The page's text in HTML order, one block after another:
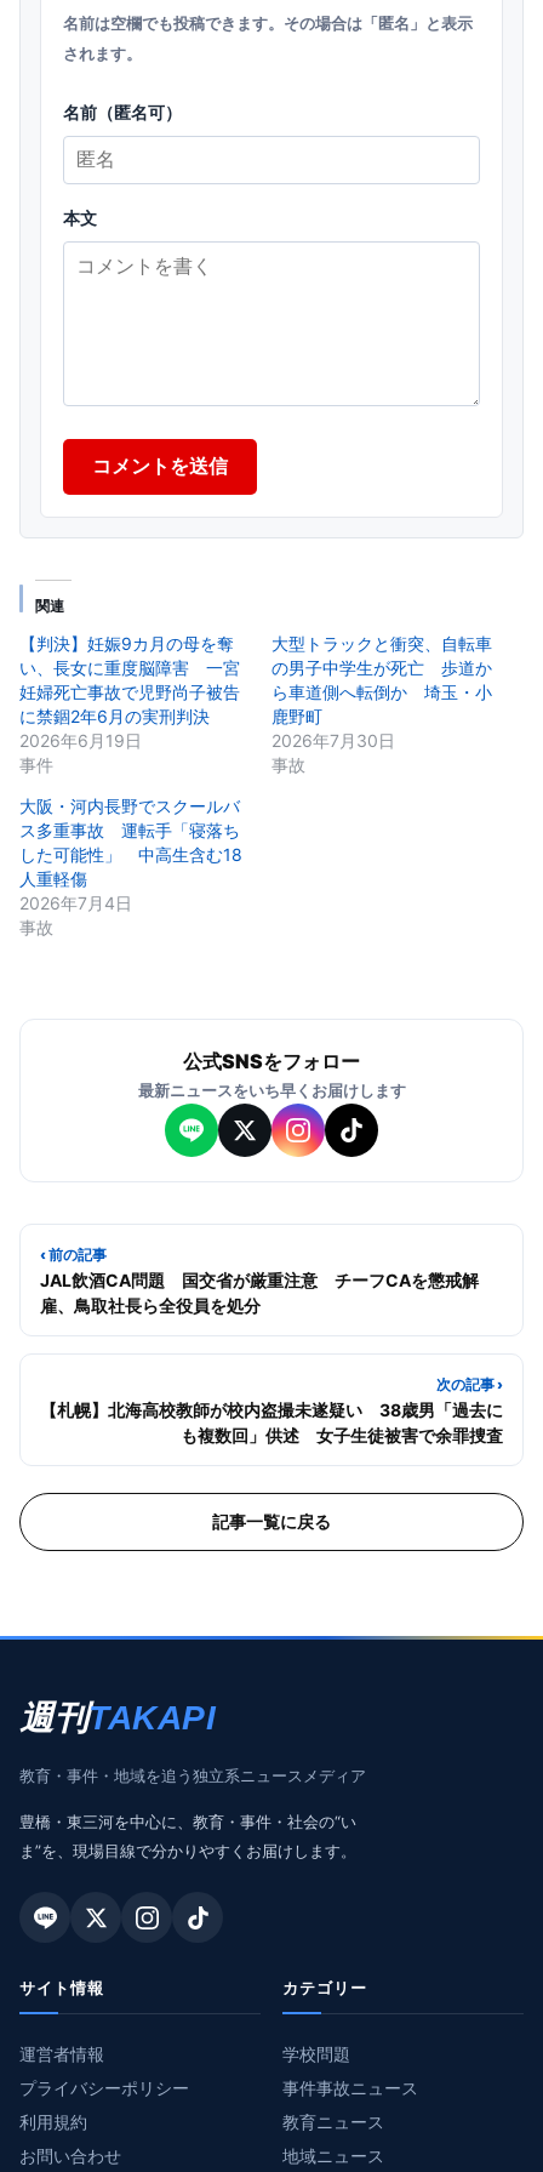
名前は空欄でも投稿できます。その場合は「匿名」と表示
されます。
名前（匿名可）
本文
コメントを送信
関連
【判決】妊娠9カ月の母を奪
い、長女に重度脳障害 一宮
妊婦死亡事故で児野尚子被告
に禁錮2年6月の実刑判決
2026年6月19日
事件
大型トラックと衝突、自転車
の男子中学生が死亡 歩道か
ら車道側へ転倒か 埼玉・小
鹿野町
2026年7月30日
事故
大阪・河内長野でスクールバ
ス多重事故 運転手「寝落ち
した可能性」 中高生含む18
人重軽傷
2026年7月4日
事故
公式SNSをフォロー
最新ニュースをいち早くお届けします
‹ 前の記事
JAL飲酒CA問題 国交省が厳重注意 チーフCAを懲戒解
雇、鳥取社長ら全役員を処分
次の記事 ›
【札幌】北海高校教師が校内盗撮未遂疑い 38歳男「過去に
も複数回」供述 女子生徒被害で余罪捜査
記事一覧に戻る
週刊TAKAPI
教育・事件・地域を追う独立系ニュースメディア
豊橋・東三河を中心に、教育・事件・社会の“い
ま”を、現場目線で分かりやすくお届けします。
サイト情報
運営者情報
プライバシーポリシー
利用規約
お問い合わせ
カテゴリー
学校問題
事件事故ニュース
教育ニュース
地域ニュース